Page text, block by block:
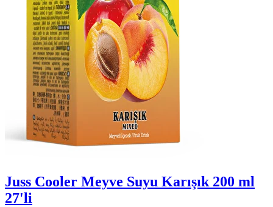
Juss Cooler Meyve Suyu Karışık 200 ml
27'li